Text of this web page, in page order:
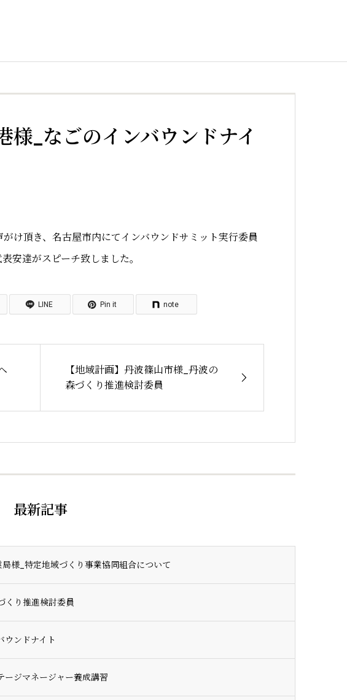
様_なごのインバウンドナイ
け頂き、名古屋市内にてインバウンドサミット実行委員
安達がスピーチ致しました。
LINE Pin it note
【地域計画】丹波篠山市様_丹波の
森づくり推進検討委員
最新記事
局様_特定地域づくり事業協同組合について
くり推進検討委員
ウンドナイト
ージマネージャー養成講習